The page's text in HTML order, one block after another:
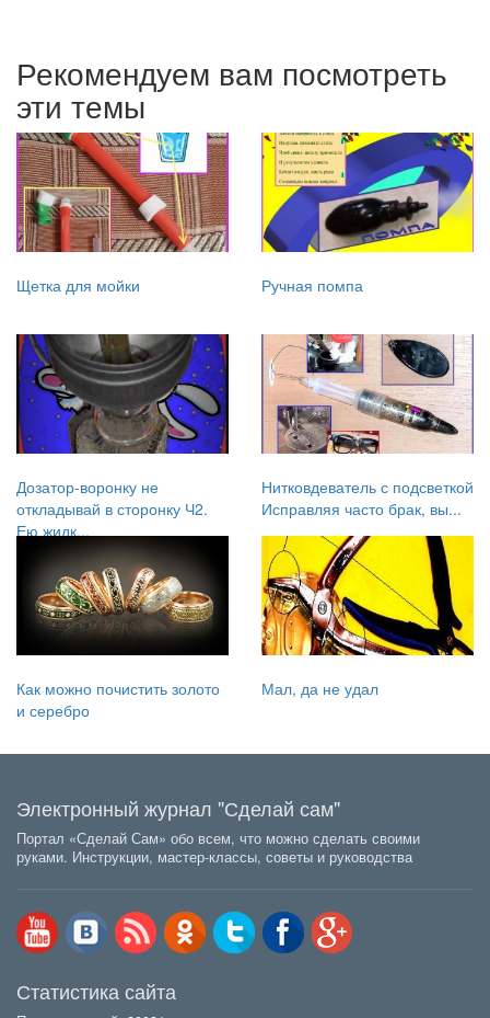
Рекомендуем вам посмотреть
эти темы
Щетка для мойки Ручная помпа
Дозатор-воронку не
откладывай в сторонку Ч2.
Ею жидк...
Нитковдеватель с подсветкой
Исправляя часто брак, вы...
Как можно почистить золото
и серебро
Мал, да не удал
Электронный журнал "Сделай сам"
Портал «Сделай Сам» обо всем, что можно сделать своими
руками. Инструкции, мастер-классы, советы и руководства
Статистика сайта